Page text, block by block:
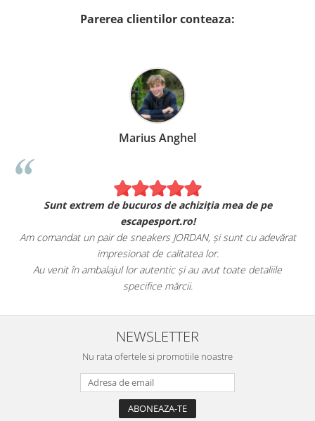
Parerea clientilor conteaza:
Marius Anghel
Sunt extrem de bucuros de achiziția mea de pe
escapesport.ro!
Am comandat un pair de sneakers JORDAN, și sunt cu adevărat
impresionat de calitatea lor.
Au venit în ambalajul lor autentic și au avut toate detaliile
specifice mărcii.
NEWSLETTER
Nu rata ofertele si promotiile noastre